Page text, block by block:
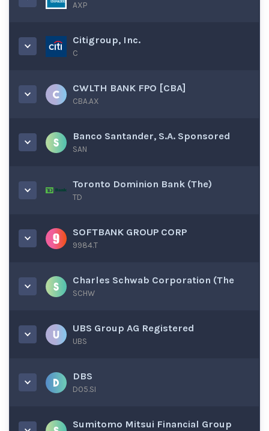
AXP
Citigroup, Inc.
C
CWLTH BANK FPO [CBA]
CBA.AX
Banco Santander, S.A. Sponsored
SAN
Toronto Dominion Bank (The)
TD
SOFTBANK GROUP CORP
9984.T
Charles Schwab Corporation (The
SCHW
UBS Group AG Registered
UBS
DBS
D05.SI
Sumitomo Mitsui Financial Group